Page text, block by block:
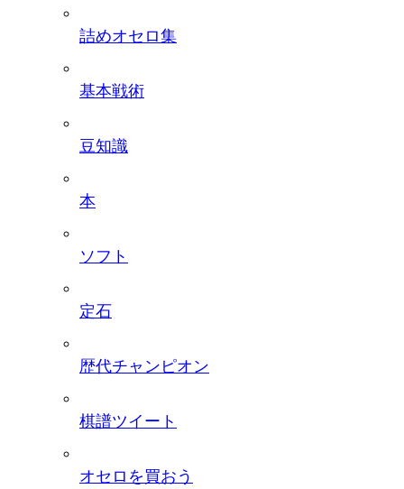
詰めオセロ集
基本戦術
豆知識
本
ソフト
定石
歴代チャンピオン
棋譜ツイート
オセロを買おう